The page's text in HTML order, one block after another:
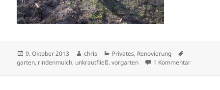
Veröffentlicht
am
9. Oktober 2013 Autor
chris Kategorien
Privates, Renovierung
garten, rindenmulch, unkrautfließ,vorgarten 1 Kommentarzu Der